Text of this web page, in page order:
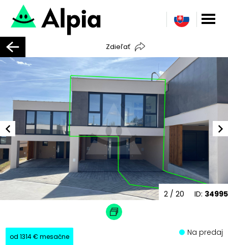
Zdieľať
ID: 34995
2 / 20
od 1314 € mesačne Na predaj